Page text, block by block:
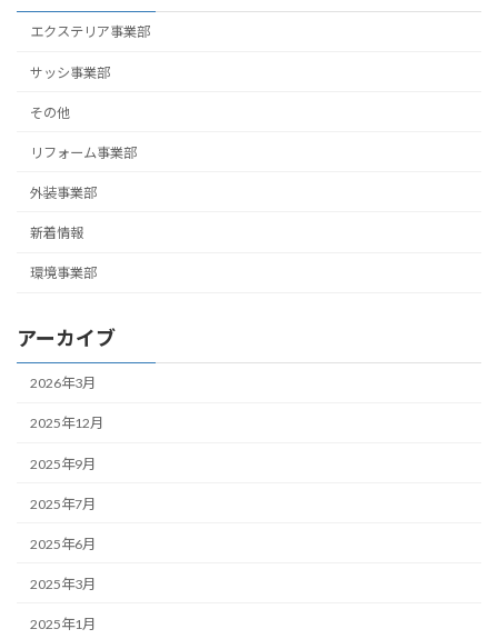
エクステリア事業部
サッシ事業部
その他
リフォーム事業部
外装事業部
新着情報
環境事業部
アーカイブ
2026年3月
2025年12月
2025年9月
2025年7月
2025年6月
2025年3月
2025年1月